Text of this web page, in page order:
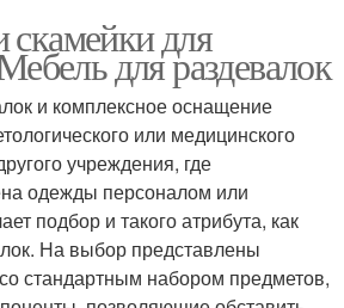
для
для раздевалок
и комплексное оснащение
или медицинского
учреждения, где
одежды персоналом или
подбор и такого атрибута, как
На выбор представлены
стандартным набором предметов,